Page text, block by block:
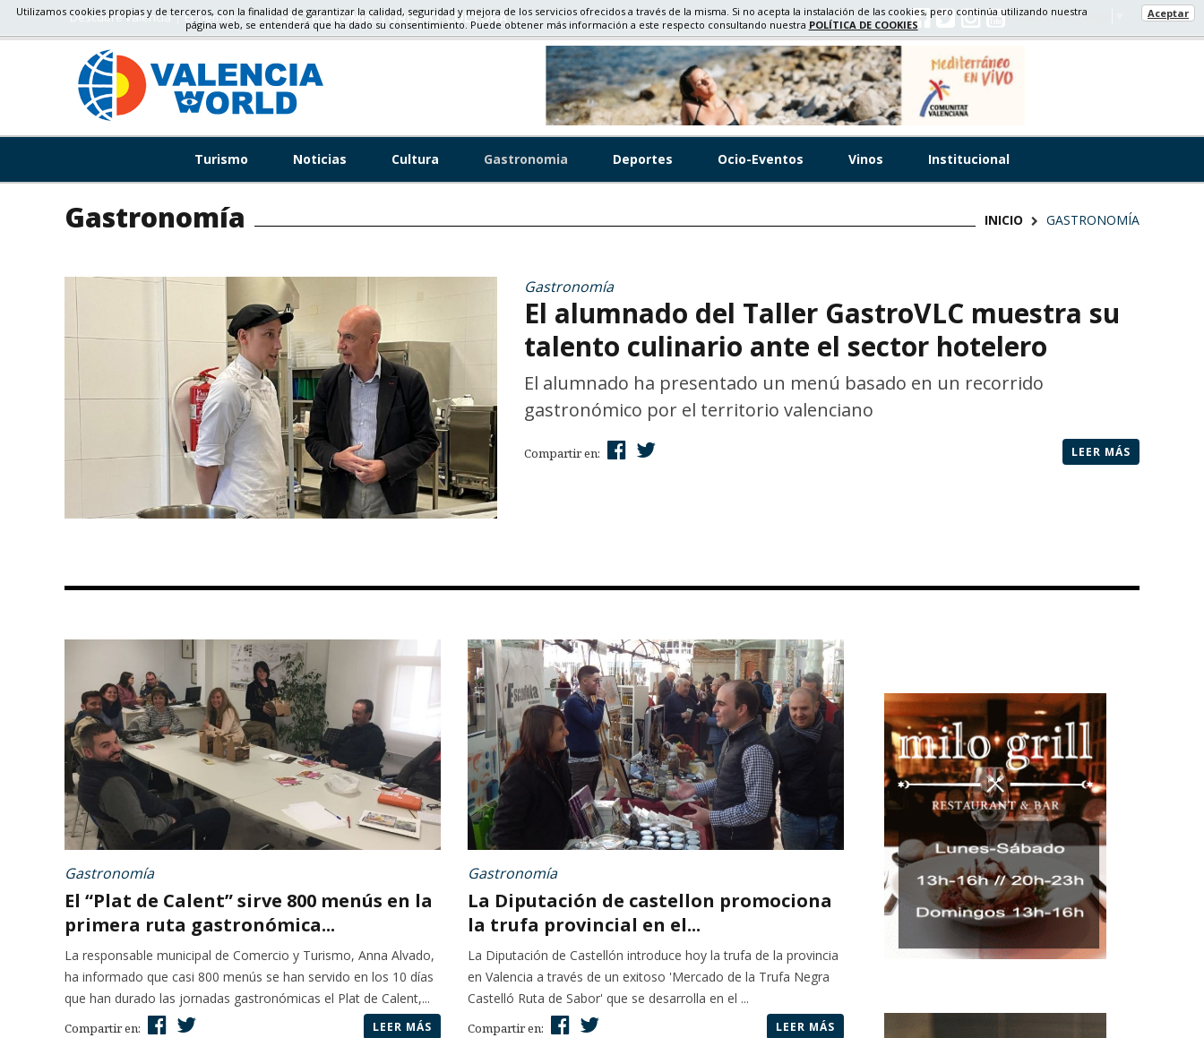
Descubre valencia El Tiempo OCIO Y EVENTOS, DEPORTES, HISTORIA Select Language
Turismo Noticias Cultura Gastronomia Deportes Ocio-Eventos Vinos Institucional
Gastronomía INICIO GASTRONOMÍA
Gastronomía
El alumnado del Taller GastroVLC muestra su
talento culinario ante el sector hotelero
El alumnado ha presentado un menú basado en un recorrido
gastronómico por el territorio valenciano
Compartir en: LEER MÁS
Gastronomía
El “Plat de Calent” sirve 800 menús en la
primera ruta gastronómica...
La responsable municipal de Comercio y Turismo, Anna Alvado,
ha informado que casi 800 menús se han servido en los 10 días
que han durado las jornadas gastronómicas el Plat de Calent,...
Compartir en: LEER MÁS
Gastronomía
La Diputación de castellon promociona
la trufa provincial en el...
La Diputación de Castellón introduce hoy la trufa de la provincia
en Valencia a través de un exitoso 'Mercado de la Trufa Negra
Castelló Ruta de Sabor' que se desarrolla en el ...
Compartir en: LEER MÁS
Utilizamos cookies propias y de terceros, con la finalidad de garantizar la calidad, seguridad y mejora de los servicios ofrecidos a través de la misma. Si no acepta la instalación de las cookies, pero continúa utilizando nuestra
página web, se entenderá que ha dado su consentimiento. Puede obtener más información a este respecto consultando nuestra POLÍTICA DE COOKIES
Aceptar